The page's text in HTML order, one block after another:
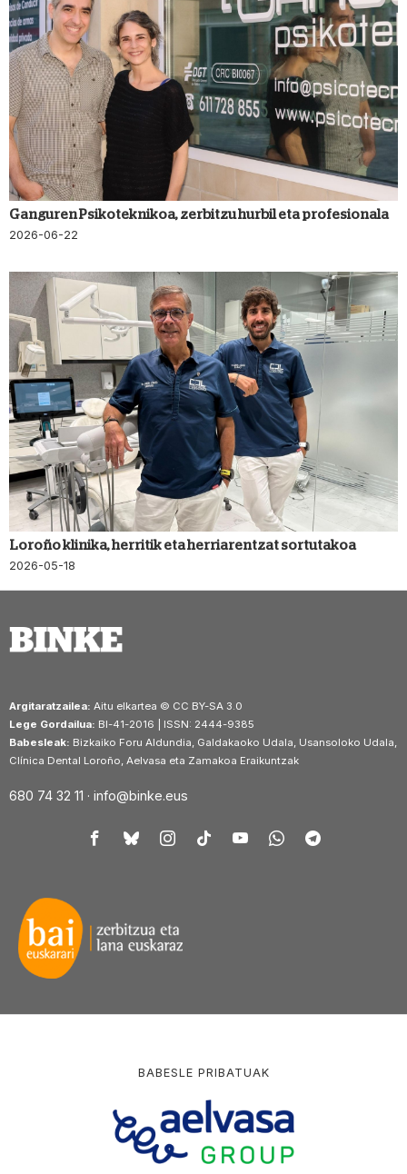
Ganguren Psikoteknikoa, zerbitzu hurbil eta profesionala
2026-06-22
Loroño klinika, herritik eta herriarentzat sortutakoa
2026-05-18
Argitaratzailea: Aitu elkartea © CC BY-SA 3.0
Lege Gordailua: BI-41-2016 | ISSN: 2444-9385
Babesleak: Bizkaiko Foru Aldundia, Galdakaoko Udala, Usansoloko Udala,
Clínica Dental Loroño, Aelvasa eta Zamakoa Eraikuntzak
680 74 32 11 · info@binke.eus
BABESLE PRIBATUAK